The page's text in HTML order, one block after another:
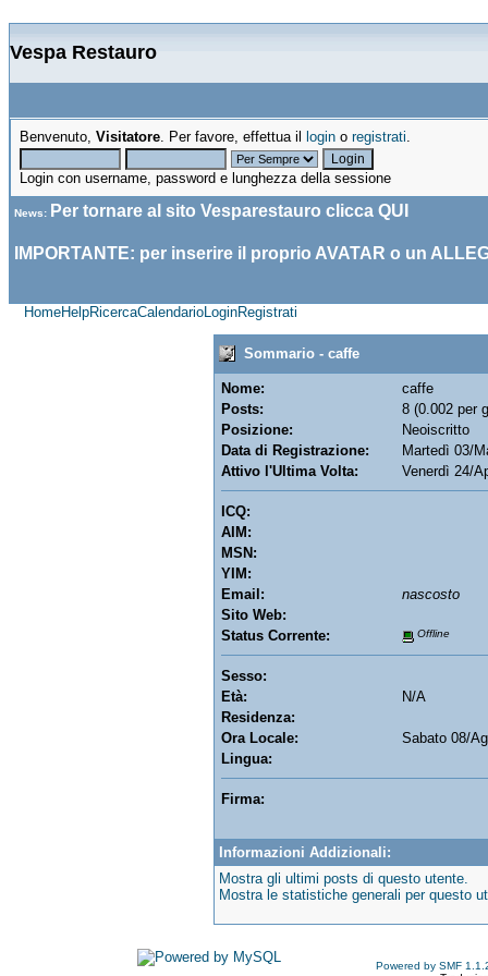
Vespa Restauro
Benvenuto, Visitatore. Per favore, effettua il login o registrati.
Login con username, password e lunghezza della sessione
News: Per tornare al sito Vesparestauro clicca QUI
IMPORTANTE: per inserire il proprio AVATAR o un
HomeHelpRicercaCalendarioLoginRegistrati
Sommario - caffe
Nome:
caffe
Posts:
8 (0.002 per
Posizione:
Neoiscritto
Data di Registrazione:
Martedì 03/
Attivo l'Ultima Volta:
Venerdì 24/
ICQ:
AIM:
MSN:
YIM:
Email:
nascosto
Sito Web:
Status Corrente:
Offline
Sesso:
Età:
N/A
Residenza:
Ora Locale:
Sabato 08/
Lingua:
Firma:
Informazioni Addizionali:
Mostra gli ultimi posts di questo utente.
Mostra le statistiche generali per questo
Powered by SMF